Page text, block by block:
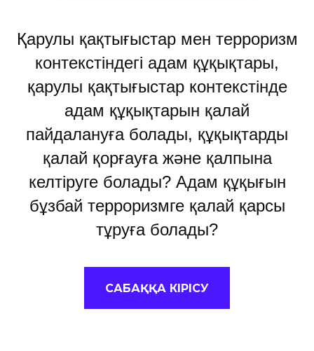
Қарулы қақтығыстар мен терроризм
контекстіндегі адам құқықтары,
қарулы қақтығыстар контекстінде
адам құқықтарын қалай
пайдалануға болады, құқықтарды
қалай қорғауға және қалпына
келтіруге болады? Адам құқығын
бұзбай терроризмге қалай қарсы
тұруға болады?
САБАҚҚА КІРІСУ